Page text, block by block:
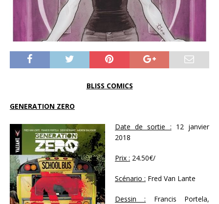
BLISS COMICS
GENERATION ZERO
Date de sortie : 12 janvier
2018
Prix : 24.50€/
Scénario : Fred Van Lante
Dessin : Francis Portela,